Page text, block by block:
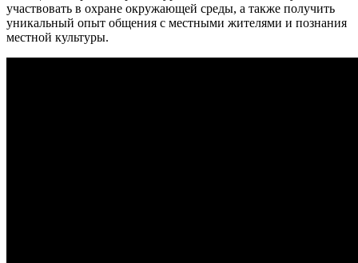
участвовать в охране окружающей среды, а также получить
уникальный опыт общения с местными жителями и познания
местной культуры.